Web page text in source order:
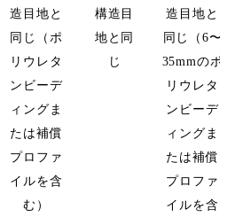
造目地と
同じ（ポ
リウレタ
ンビーデ
ィングま
たは補償
プロファ
イルを含
む）
構造目
地と同
じ
造目地と
同じ（6〜
35mmのポ
リウレタ
ンビーデ
ィングま
たは補償
プロファ
イルを含